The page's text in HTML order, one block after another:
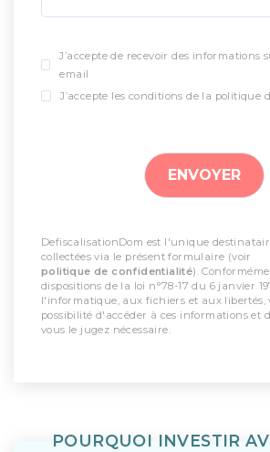
J’accepte de recevoir des informations
email
J’accepte les conditions de la politique
DefiscalisationDom est l'unique
collectées via le présent formulaire (voir
politique de confidentialité).
dispositions de la loi n°78-17 du 6 janvier
l'informatique, aux fichiers et aux libertés,
possibilité d'accéder à ces informations et
vous le jugez nécessaire.
POURQUOI INVESTIR